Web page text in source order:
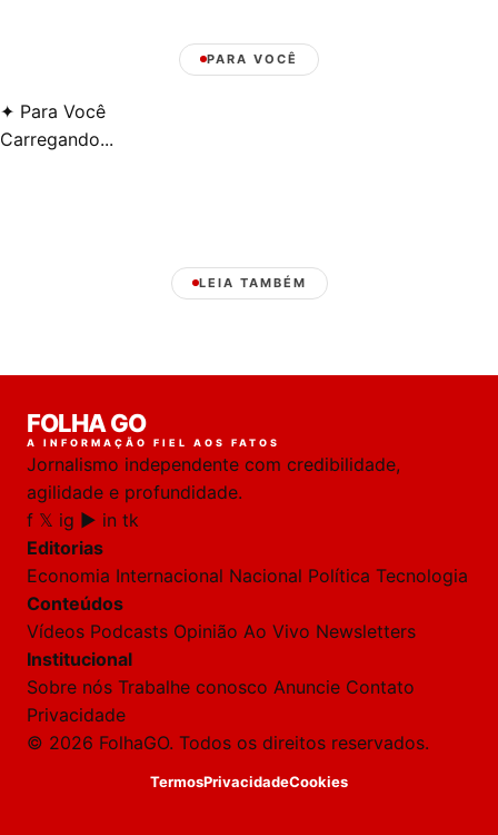
PARA VOCÊ
✦ Para Você
Carregando...
LEIA TAMBÉM
online
Laura
Oi!
👋
Boa
FOLHA GO
A INFORMAÇÃO FIEL AOS FATOS
Jornalismo independente com credibilidade,
agilidade e profundidade.
f 𝕏 ig ▶ in tk
Editorias
Economia Internacional Nacional Política Tecnologia
Conteúdos
Vídeos Podcasts Opinião Ao Vivo Newsletters
Institucional
Sobre nós Trabalhe conosco Anuncie Contato
Privacidade
© 2026 FolhaGO. Todos os direitos reservados.
TermosPrivacidadeCookies